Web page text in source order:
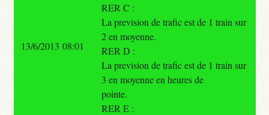
RER C :
La prevision de trafic est de 1 train sur
2 en moyenne.
RER D :
La prevision de trafic est de 1 train sur
3 en moyenne en heures de
pointe.
RER E :
13/6/2013 08:01